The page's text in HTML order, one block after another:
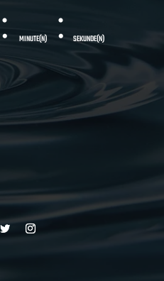
: MINUTE(N) : SEKUNDE(N)